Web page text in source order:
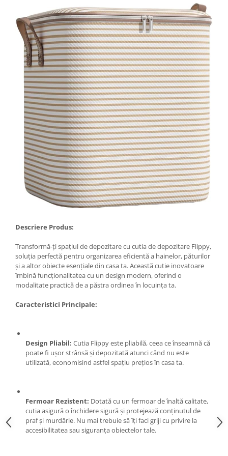
Zootehnie
Incubatoare, oparitoare si
deplumatoare
Echipamente pentru animale
Aparate de tuns animale
Piese si accesorii aparate de tuns
animale
Tarcuri animale
Semanatori
Masini batut stalpi si accesorii
Roabe & accesorii
Casute gradina si cutii depozitare
Mobilier gradina
Corturi, Prelate si plase de
Lopeti zapada
Teascuri
Zdrobitoare electrice
Zdrobitoare electrice & manuale
Masini de cusut si accesorii
Sere si solarii
Suflante si aspiratoare exterior
Stropitori
Folie si plase pt plante
Masini de maturat manuale
Descriere Produs:
Transformă-ți spațiul de depozitare cu cutia de depozitare Flippy,
soluția perfectă pentru organizarea eficientă a hainelor, păturilor
și a altor obiecte esențiale din casa ta. Această cutie inovatoare
îmbină funcționalitatea cu un design modern, oferind o
modalitate practică de a păstra ordinea în locuința ta.
Caracteristici Principale:
Design Pliabil: Cutia Flippy este pliabilă, ceea ce înseamnă că
poate fi ușor strânsă și depozitată atunci când nu este
utilizată, economisind astfel spațiu prețios în casa ta.
Fermoar Rezistent: Dotată cu un fermoar de înaltă calitate,
cutia asigură o închidere sigură și protejează conținutul de
praf și murdărie. Nu mai trebuie să îți faci griji cu privire la
accesibilitatea sau siguranța obiectelor tale.